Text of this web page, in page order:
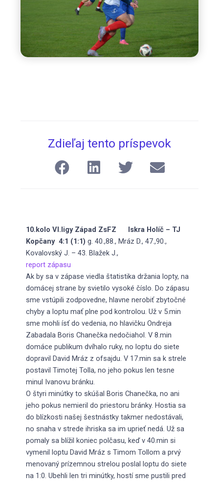
Zdieľaj tento príspevok
10.kolo VI.ligy Západ ZsFZ Iskra Holíč – TJ
Kopčany 4:1 (1:1)g. 40.,88., Mráz D., 47.,90.,
Kovalovský J. – 43. Blažek J.,
report zápasu
Ak by sa v zápase viedla štatistika držania lopty, na
domácej strane by svietilo vysoké číslo. Do zápasu
sme vstúpili zodpovedne, hlavne nerobiť zbytočné
chyby a loptu mať plne pod kontrolou. Už v 5.min
sme mohli ísť do vedenia, no hlavičku Ondreja
Zabadala Boris Chanečka nedočiahol. V 8.min
domáce publikum dvíhalo ruky, no loptu do siete
dopravil David Mráz z ofsajdu. V 17.min sa k strele
postavil Timotej Tolla, no jeho pokus len tesne
minul Ivanovu bránku.
O štyri minútky to skúšal Boris Chanečka, no ani
jeho pokus nemieril do priestoru bránky. Hostia sa
do blízkosti našej šestnástky takmer nedostávali,
no snaha v strede ihriska sa im uprieť nedá. Už sa
pomaly sa blížil koniec polčasu, keď v 40.min si
vymenil loptu David Mráz s Timom Tollom a prvý
menovaný prízemnou strelou poslal loptu do siete
na 1:0. Ubehli len tri minútky, hostí sme pustili pred